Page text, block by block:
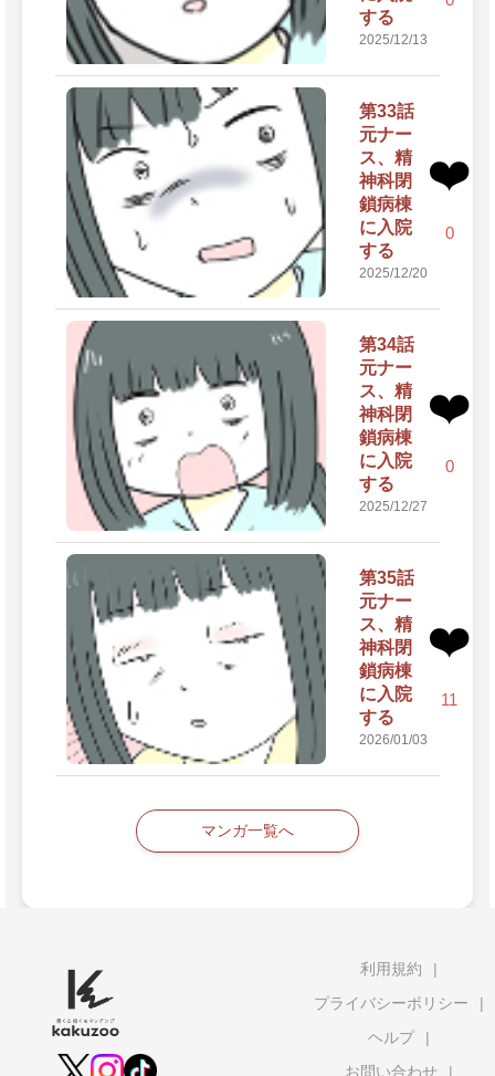
する
2025/12/13
第33話
元ナー
ス、精
神科閉
鎖病棟
に入院
する
2025/12/20
❤️
0
第34話
元ナー
ス、精
神科閉
鎖病棟
に入院
する
2025/12/27
❤️
0
第35話
元ナー
ス、精
神科閉
鎖病棟
に入院
する
2026/01/03
❤️
11
マンガ一覧へ
利用規約
プライバシーポリシー
ヘルプ
お問い合わせ